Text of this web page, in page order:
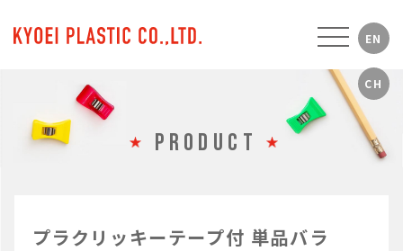
PRODUCT
プラクリッキーテープ付 単品バラ